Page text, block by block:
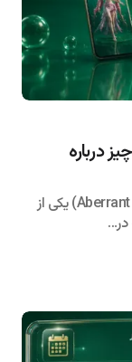
درباره
ست اسکین آفرودیت پابجی موبایل (Aberrant Aphrodite) یکی از